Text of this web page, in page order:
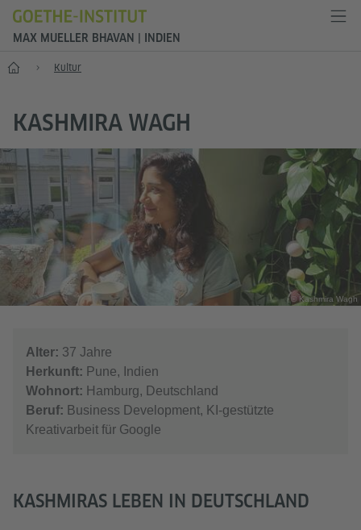
MAX MUELLER BHAVAN | INDIEN
Start Kultur
KASHMIRA WAGH
© Kashmira Wagh
Alter: 37 Jahre
Herkunft: Pune, Indien
Wohnort: Hamburg, Deutschland
Beruf: Business Development, KI-gestützte
Kreativarbeit für Google
KASHMIRAS LEBEN IN DEUTSCHLAND